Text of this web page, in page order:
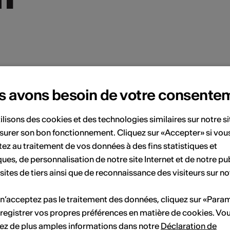
rock, l’expérience Marc Zed donne la liberté aux
d’émotion, invite à l’évasion vers des
sauvages attirées par le grand large, que l’on
“Zamy”.
avons besoin de votre
des cookies et des technologies similaires sur notre
son bon fonctionnement. Cliquez sur «Accepter» si
au traitement de vos données à des fins statistiques et
de personnalisation de notre site Internet et de notre
de tiers ainsi que de reconnaissance des visiteurs sur
pas le traitement des données, cliquez sur
vos propres préférences en matière de cookies.
de plus amples informations dans notre Déclaration de